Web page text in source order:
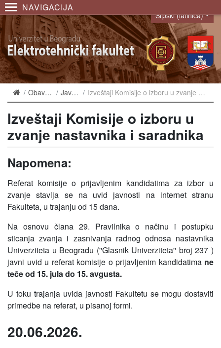
NAVIGACIJA
Language
Srpski (latinica)
Obaveštenja Javni uvid Izveštaji Komisije o izboru u zvanje nastavnika i saradnika
Izveštaji Komisije o izboru u
zvanje nastavnika i saradnika
Napomena:
Referat komisije o prijavljenim kandidatima za izbor u
zvanje stavlja se na uvid javnosti na internet stranu
Fakulteta, u trajanju od 15 dana.
Na osnovu člana 29. Pravilnika o načinu i postupku
sticanja zvanja i zasnivanja radnog odnosa nastavnika
Univerziteta u Beogradu (''Glasnik Univerziteta'' broj 237 )
javni uvid u referat komisije o prijavljenim kandidatima ne
teče od 15. jula do 15. avgusta.
U toku trajanja uvida javnosti Fakultetu se mogu dostaviti
primedbe na referat, u pisanoj formi.
20.06.2026.